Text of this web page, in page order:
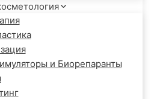
и Биорепаранты